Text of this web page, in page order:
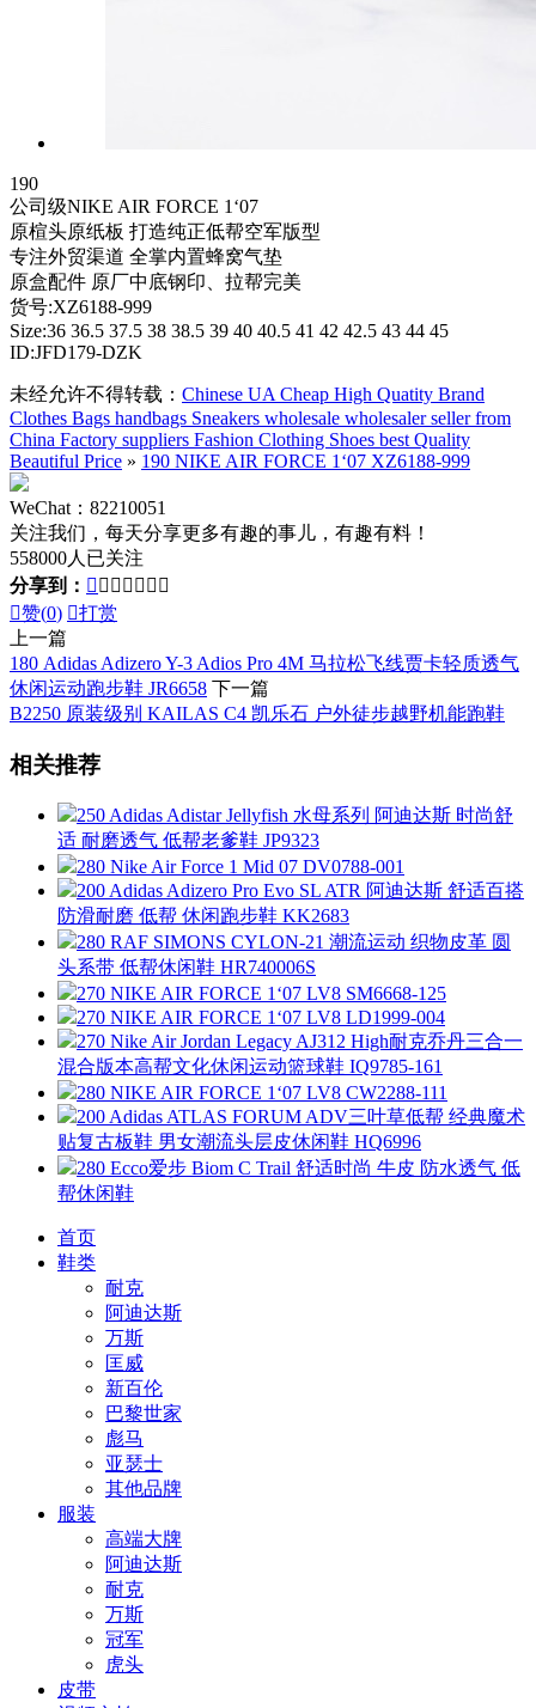
190
公司级NIKE AIR FORCE 1‘07
原楦头原纸板 打造纯正低帮空军版型
专注外贸渠道 全掌内置蜂窝气垫
原盒配件 原厂中底钢印、拉帮完美
货号:XZ6188-999
Size:36 36.5 37.5 38 38.5 39 40 40.5 41 42 42.5 43 44 45
ID:JFD179-DZK
未经允许不得转载： Chinese UA Cheap High Quatity Brand
Clothes Bags handbags Sneakers wholesale wholesaler seller from
China Factory suppliers Fashion Clothing Shoes best Quality
Beautiful Price » 190 NIKE AIR FORCE 1‘07 XZ6188-999
WeChat：82210051
关注我们，每天分享更多有趣的事儿，有趣有料！
558000人已关注
分享到：       
赞(0) 打赏
上一篇
180 Adidas Adizero Y-3 Adios Pro 4M 马拉松飞线贾卡轻质透气
休闲运动跑步鞋 JR6658 下一篇
B2250 原装级别 KAILAS C4 凯乐石 户外徒步越野机能跑鞋
相关推荐
250 Adidas Adistar Jellyfish 水母系列 阿迪达斯 时尚舒
适 耐磨透气 低帮老爹鞋 JP9323
280 Nike Air Force 1 Mid 07 DV0788-001
200 Adidas Adizero Pro Evo SL ATR 阿迪达斯 舒适百搭
防滑耐磨 低帮 休闲跑步鞋 KK2683
280 RAF SIMONS CYLON-21 潮流运动 织物皮革 圆
头系带 低帮休闲鞋 HR740006S
270 NIKE AIR FORCE 1‘07 LV8 SM6668-125
270 NIKE AIR FORCE 1‘07 LV8 LD1999-004
270 Nike Air Jordan Legacy AJ312 High耐克乔丹三合一
混合版本高帮文化休闲运动篮球鞋 IQ9785-161
280 NIKE AIR FORCE 1‘07 LV8 CW2288-111
200 Adidas ATLAS FORUM ADV三叶草低帮 经典魔术
贴复古板鞋 男女潮流头层皮休闲鞋 HQ6996
280 Ecco爱步 Biom C Trail 舒适时尚 牛皮 防水透气 低
帮休闲鞋
首页
鞋类
耐克
阿迪达斯
万斯
匡威
新百伦
巴黎世家
彪马
亚瑟士
其他品牌
服装
高端大牌
阿迪达斯
耐克
万斯
冠军
虎头
皮带